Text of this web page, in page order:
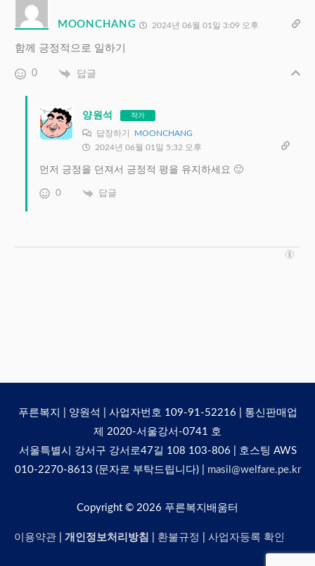
MOONCHANG 2024년 06월 01일 3:09 오후
함께 긍정적으로 일하기
0 답글
양원석 작가
답장하기 MOONCHANG
2024년 06월 01일 5:32 오후
먼저 긍정을 던져서 긍정적 평을 유지하세요 🙂
0 답글
푸른복지 | 양원석 | 사업자번호 109-91-52216 | 통신판매업
제 2020-서울강서-0741 호
서울특별시 강서구 강서로47길 108 103-806 | 호스팅 AWS
010-2270-8613 (문자로 부탁드립니다) | masil@welfare.pe.kr
Copyright © 2026 푸른복지배움터
이용약관 개인정보처리방침 환불규정 사업자등록 확인